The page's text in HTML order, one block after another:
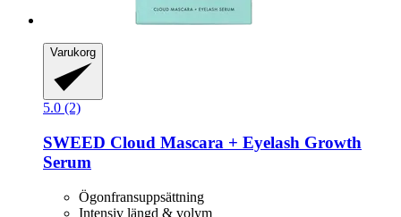
Varukorg
5.0 (2)
SWEED Cloud Mascara + Eyelash Growth
Serum
Ögonfransuppsättning
Intensiv längd & volym